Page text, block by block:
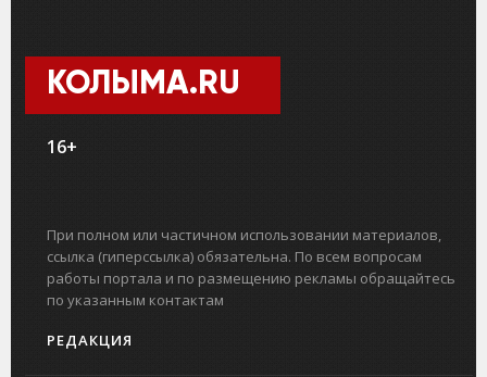
КОЛЫМА.RU
16+
При полном или частичном использовании материалов,
ссылка (гиперссылка) обязательна. По всем вопросам
работы портала и по размещению рекламы обращайтесь
по указанным контактам
РЕДАКЦИЯ